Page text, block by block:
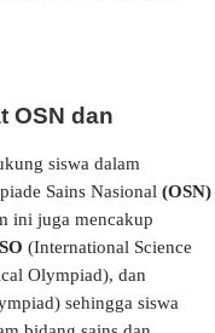
OSN dan
siswa dalam
Sains Nasional (OSN)
ini juga mencakup
(International Science
Olympiad), dan
sehingga siswa